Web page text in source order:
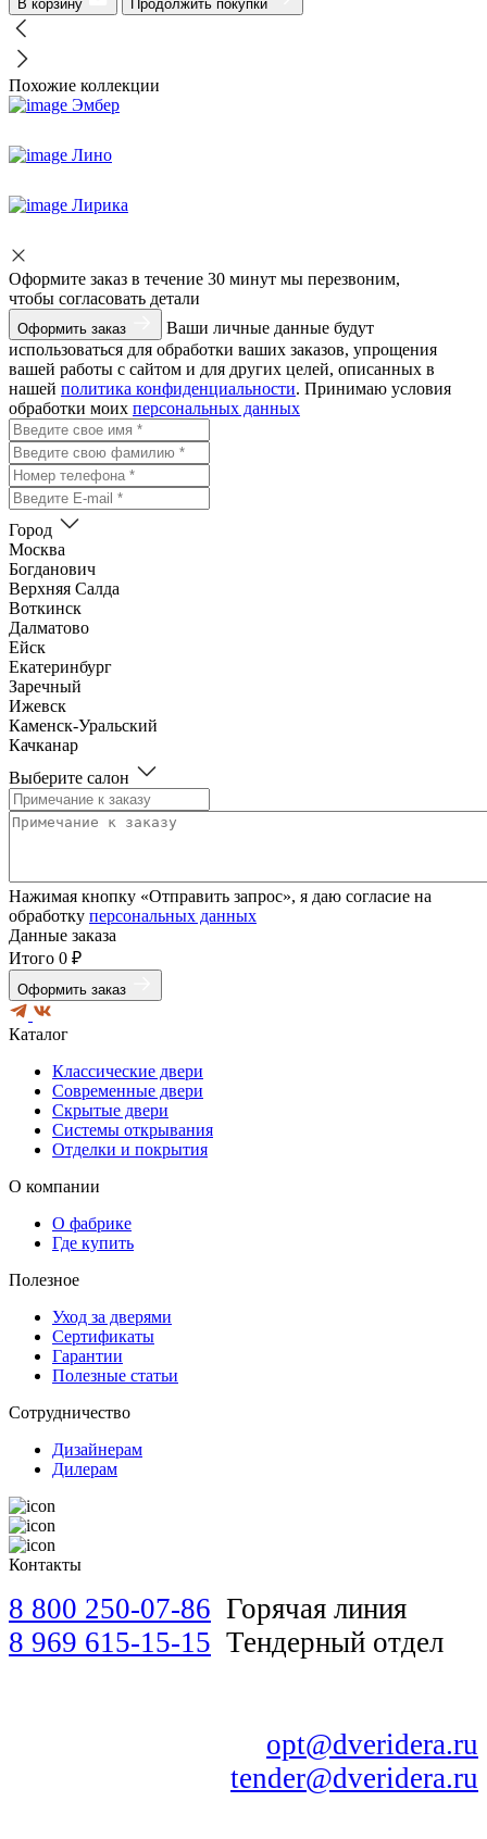
В корзину Продолжить покупки
Похожие коллекции
Эмбер
Лино
Лирика
Оформите заказ в течение 30 минут мы перезвоним,
чтобы согласовать детали
Оформить заказ
Ваши личные данные будут
использоваться для обработки ваших заказов, упрощения
вашей работы с сайтом и для других целей, описанных в
нашей политика конфиденциальности. Принимаю условия
обработки моих персональных данных
Город
Москва
Богданович
Верхняя Салда
Воткинск
Далматово
Ейск
Екатеринбург
Заречный
Ижевск
Каменск-Уральский
Качканар
Красноуфимск
Красноярск
Михайловка
Нефтеюганск
Нижневартовск
Нижний Тагил
Нижняя Тура
Новороссийск
Новоуральск
Нягань
Омск
Пенза
Полевской
Пятигорск
Ревда
Реж
Ростов-на-Дону
Сухой лог
Таганрог
Тобольск
Томск
Улан-Удэ
Хабаровск
Ханты-Мансийск
Челябинск
Шадринск
Югорск
Новосибирск
Владивосток
Нижний Новгород
Реутов
Челябинск
Барнаул
Чебоксары
Волгоград
Санкт-Петербург
Выберите салон
Нажимая кнопку «Отправить запрос», я даю согласие на
обработку персональных данных
Данные заказа
Итого 0 ₽
Оформить заказ
Каталог
Классические двери
Современные двери
Скрытые двери
Системы открывания
Отделки и покрытия
О компании
О фабрике
Где купить
Полезное
Уход за дверями
Сертификаты
Гарантии
Полезные статьи
Сотрудничество
Дизайнерам
Дилерам
Контакты
8 800 250-07-86 Горячая линия
8 969 615-15-15 Тендерный отдел
opt@dveridera.ru
tender@dveridera.ru